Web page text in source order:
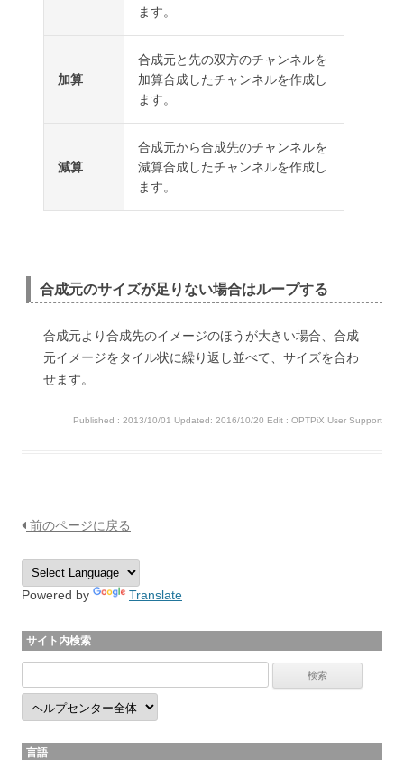
ます。
加算
合成元と先の双方のチャンネルを
加算合成したチャンネルを作成し
ます。
減算
合成元から合成先のチャンネルを
減算合成したチャンネルを作成し
ます。
合成元のサイズが足りない場合はループする
合成元より合成先のイメージのほうが大きい場合、合成
元イメージをタイル状に繰り返し並べて、サイズを合わ
せます。
Published : 2013/10/01 Updated: 2016/10/20 Edit : OPTPiX User Support
前のページに戻る
Powered by Translate
サイト内検索
言語